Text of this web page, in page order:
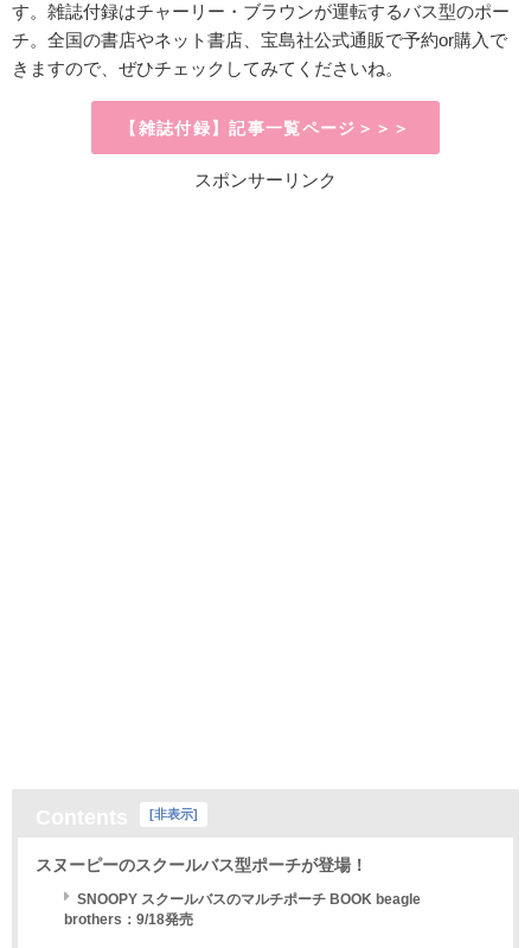
す。雑誌付録はチャーリー・ブラウンが運転するバス型のポー
チ。全国の書店やネット書店、宝島社公式通販で予約or購入で
きますので、ぜひチェックしてみてくださいね。
【雑誌付録】記事一覧ページ＞＞＞
スポンサーリンク
非表示
スヌーピーのスクールバス型ポーチが登場！
SNOOPY スクールバスのマルチポーチ BOOK beagle
brothers：9/18発売